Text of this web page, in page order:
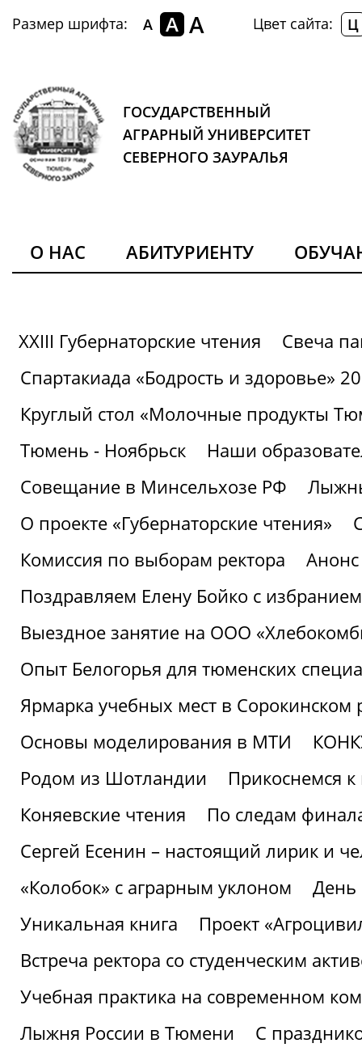
Размер шрифта: A A A Цвет сайта: Ц
ГОСУДАРСТВЕННЫЙ
АГРАРНЫЙ УНИВЕРСИТЕТ
СЕВЕРНОГО ЗАУРАЛЬЯ
О НАС АБИТУРИЕНТУ
XXIII Губернаторские чтения
Свеча
Спартакиада «Бодрость и здоровье»
Круглый стол «Молочные продукты
Тюмень - Ноябрьск
Наши
Совещание в Минсельхозе РФ
О проекте «Губернаторские чтения»
Комиссия по выборам ректора
Поздравляем Елену Бойко с
Выездное занятие на ООО
Опыт Белогорья для тюменских
Ярмарка учебных мест в Сорокинском
Основы моделирования в МТИ
Родом из Шотландии
Прикоснемся
Коняевские чтения
По следам
Сергей Есенин – настоящий лирик и
«Колобок» с аграрным уклоном
День
Уникальная книга
Проект
Встреча ректора со студенческим
Учебная практика на современном
Лыжня России в Тюмени
С